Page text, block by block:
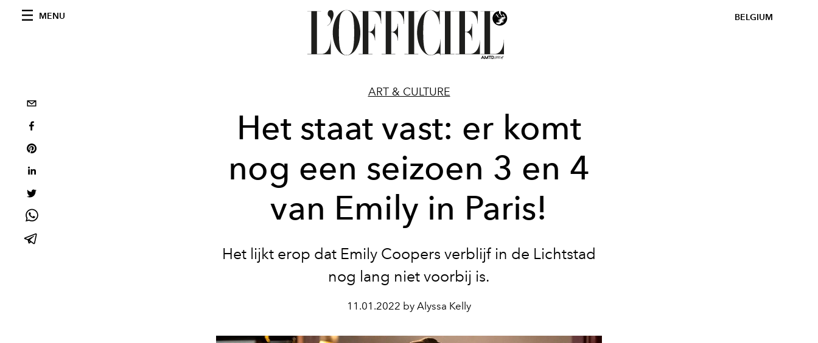
MENU BELGIUM
ART & CULTURE
Het staat vast: er komt
nog een seizoen 3 en 4
van Emily in Paris!
Het lijkt erop dat Emily Coopers verblijf in de Lichtstad
nog lang niet voorbij is.
11.01.2022 by Alyssa Kelly